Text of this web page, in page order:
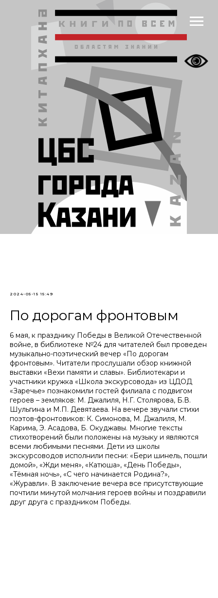
2024-05-15 15:49
По дорогам фронтовым
6 мая, к празднику Победы в Великой Отечественной
войне, в библиотеке №24 для читателей был проведен
музыкально-поэтический вечер «По дорогам
фронтовым». Читатели прослушали обзор книжной
выставки «Вехи памяти и славы». Библиотекари и
участники кружка «Школа экскурсовода» из ЦДОД
«Заречье» познакомили гостей филиала с подвигом
героев – земляков: М. Джалиля, Н.Г. Столярова, Б.В.
Шульгина и М.П. Девятаева. На вечере звучали стихи
поэтов-фронтовиков: К. Симонова, М. Джалиля, М.
Карима, Э. Асадова, Б. Окуджавы. Многие тексты
стихотворений были положены на музыку и являются
всеми любимыми песнями. Дети из школы
экскурсоводов исполнили песни: «Бери шинель, пошли
домой», «Жди меня», «Катюша», «День Победы»,
«Тёмная ночь», «С чего начинается Родина?»,
«Журавли». В заключение вечера все присутствующие
почтили минутой молчания героев войны и поздравили
друг друга с праздником Победы.